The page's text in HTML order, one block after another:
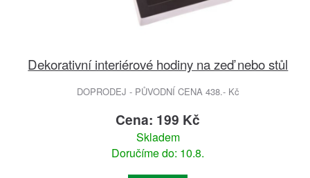
Dekorativní interiérové hodiny na zeď nebo stůl
DOPRODEJ - PŮVODNÍ CENA 438.- Kč
Cena: 199 Kč
Skladem
Doručíme do: 10.8.